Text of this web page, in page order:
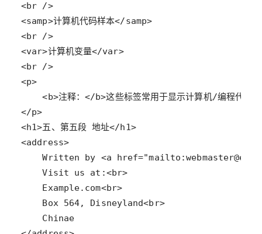
<br />
<br />
<var>计算机变量</var>
<br />
<h1>五、第五段 地址</h1>
<address>
    Example.com<br>
    Box 564, Disneyland<br>